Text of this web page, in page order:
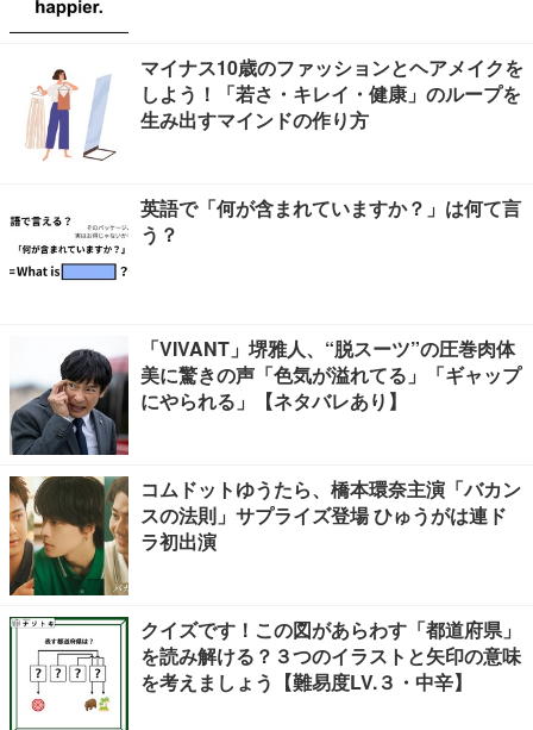
マイナス10歳のファッションとヘアメイクを
しよう！「若さ・キレイ・健康」のループを
生み出すマインドの作り方
英語で「何が含まれていますか？」は何て言
う？
「VIVANT」堺雅人、“脱スーツ”の圧巻肉体
美に驚きの声「色気が溢れてる」「ギャップ
にやられる」【ネタバレあり】
コムドットゆうたら、橋本環奈主演「バカン
スの法則」サプライズ登場 ひゅうがは連ド
ラ初出演
クイズです！この図があらわす「都道府県」
を読み解ける？３つのイラストと矢印の意味
を考えましょう【難易度LV.３・中辛】